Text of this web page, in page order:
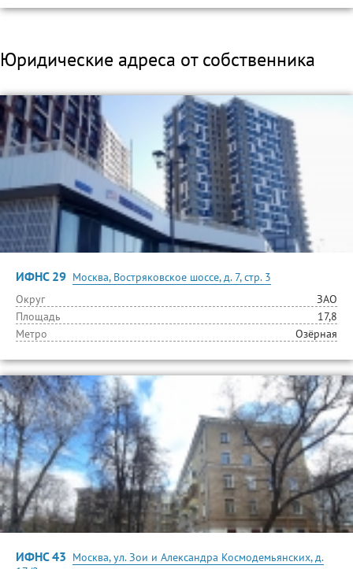
Юридические адреса от собственника
ИФНС 29 Москва, Востряковское шоссе, д. 7, стр. 3
Округ
ЗАО
Площадь
17,8
Метро
Озёрная
ИФНС 43 Москва, ул. Зои и Александра Космодемьянских, д.